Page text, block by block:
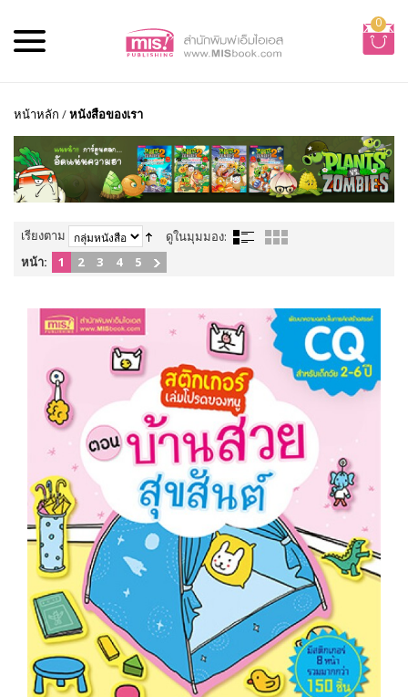
0
หน้าหลัก /หนังสือของเรา
เรียงตาม
ดูในมุมมอง:
หน้า:
1 2 3 4 5